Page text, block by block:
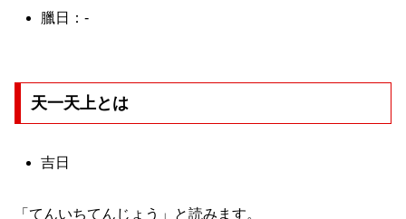
臘日：-
天一天上とは
吉日
「てんいちてんじょう」と読みます。